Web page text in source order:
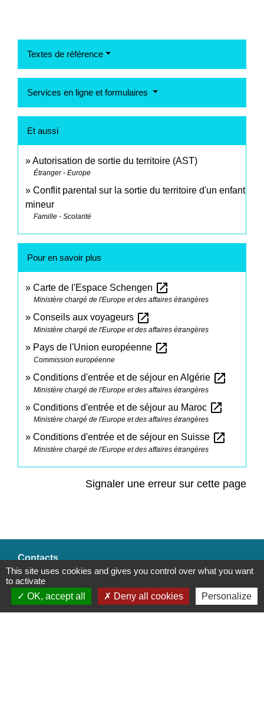
Textes de référence
Services en ligne et formulaires
Et aussi
Autorisation de sortie du territoire (AST)
Étranger - Europe
Conflit parental sur la sortie du territoire d'un enfant
mineur
Famille - Scolarité
Pour en savoir plus
Carte de l'Espace Schengen open_in_new
Ministère chargé de l'Europe et des affaires étrangères
Conseils aux voyageurs open_in_new
Ministère chargé de l'Europe et des affaires étrangères
Pays de l'Union européenne open_in_new
Commission européenne
Conditions d'entrée et de séjour en Algérie open_in_new
Ministère chargé de l'Europe et des affaires étrangères
Conditions d'entrée et de séjour au Maroc open_in_new
Ministère chargé de l'Europe et des affaires étrangères
Conditions d'entrée et de séjour en Suisse open_in_new
Ministère chargé de l'Europe et des affaires étrangères
Signaler une erreur sur cette page
Contacts
Commune de Saint-Mesmes
12 rue de Richebourg
This site uses cookies and gives you control over what you want
to activate
OK, accept all
Deny all cookies Personalize